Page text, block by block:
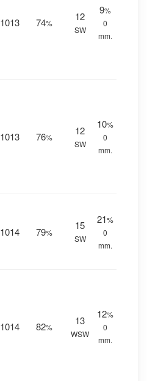
1013 74%
12
SW
9%
0
mm.
1013 76%
12
SW
10%
0
mm.
1014 79%
15
SW
21%
0
mm.
1014 82%
13
WSW
12%
0
mm.